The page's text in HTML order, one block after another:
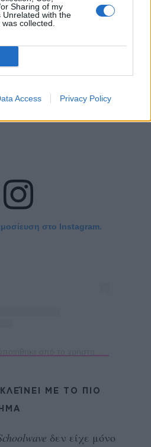
Sharing of my
Unrelated with the
collected.
Access Privacy Policy
είναι τυχαίο ότι πλέον
επιτυχημένες
του ελληνικού
στο Instagram.
ΜΕ ΤΟ ΠΙΟ
δεν είχε μόνο